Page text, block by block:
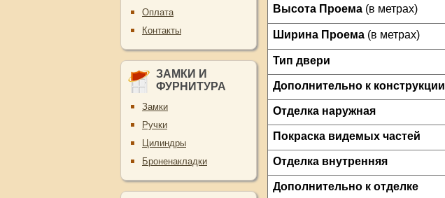
Оплата
Контакты
ЗАМКИ И
ФУРНИТУРА
Замки
Ручки
Цилиндры
Броненакладки
Высота Проема (в метрах)
Ширина Проема (в метрах)
Тип двери
Дополнительно к конструкции
Отделка наружная
Покраска видемых частей
Отделка внутренняя
Дополнительно к отделке